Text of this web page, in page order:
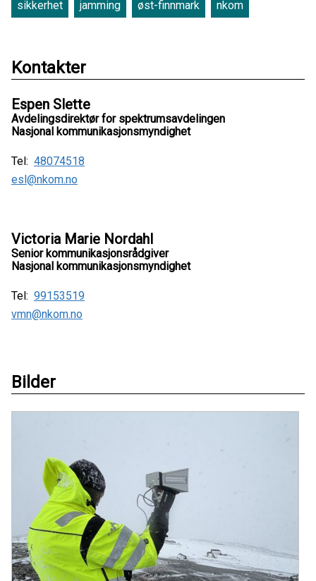
sikkerhet jamming øst-finnmark nkom
Kontakter
Espen Slette
Avdelingsdirektør for spektrumsavdelingen
Nasjonal kommunikasjonsmyndighet
Tel: 48074518
esl@nkom.no
Victoria Marie Nordahl
Senior kommunikasjonsrådgiver
Nasjonal kommunikasjonsmyndighet
Tel: 99153519
vmn@nkom.no
Bilder